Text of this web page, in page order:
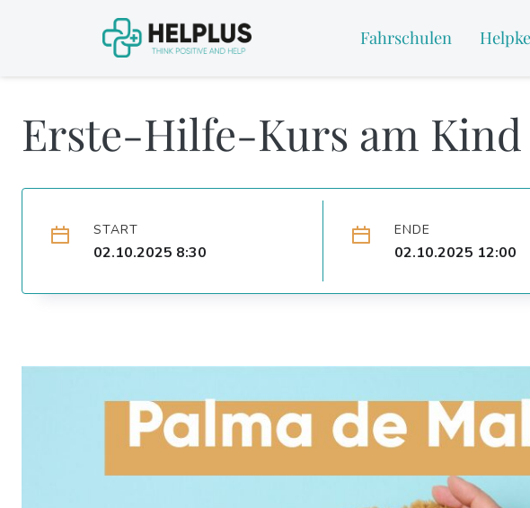
Fahrschulen
Erste-Hilfe-Kurs am Kind
START
02.10.2025 8:30
ENDE
02.10.2025 12:00